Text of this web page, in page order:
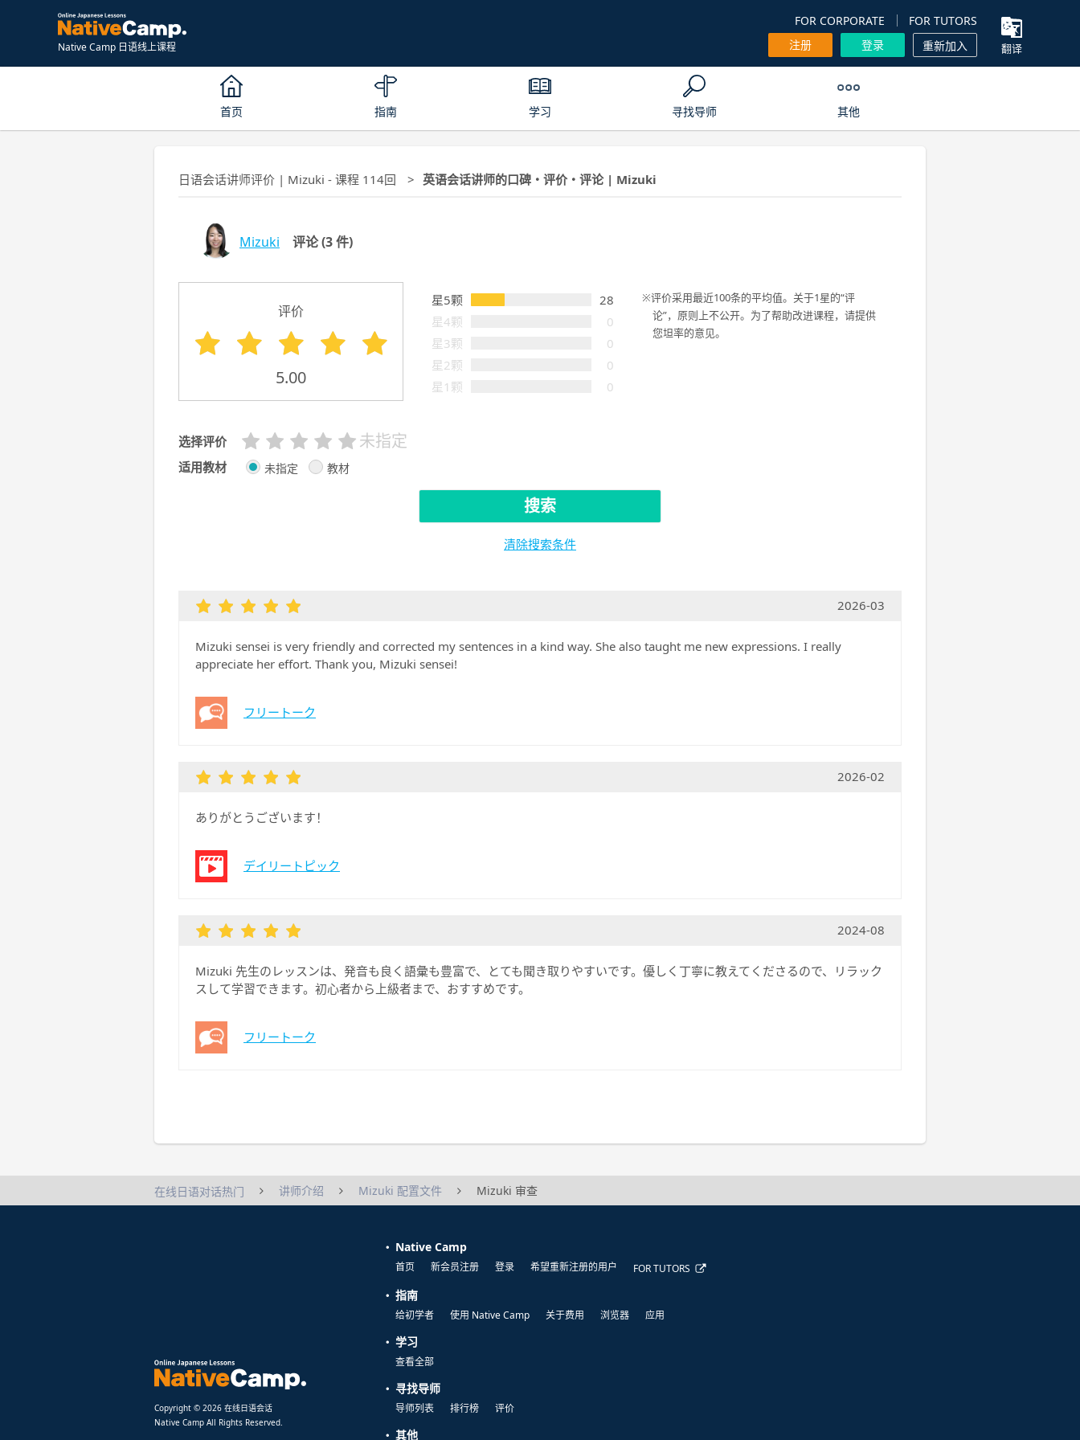
Native Camp 日语线上课程
FOR CORPORATE
FOR TUTORS
注册
登录 重新加入 翻译
首页 指南 学习 寻找导师 其他
日语会话讲师评价 | Mizuki - 课程 114回 英语会话讲师的口碑・评价・评论 | Mizuki
Mizuki 评论(3 件)
评价
5.00
星5颗
28
星4颗
0
星3颗
0
星2颗
0
星1颗
0
评价采用最近100条的平均值。关于1星的“评
论”，原则上不公开。为了帮助改进课程，请提供
您坦率的意见。
选择评价 未指定
适用教材 未指定 教材
搜索
清除搜索条件
2026-03
Mizuki sensei is very friendly and corrected my sentences in a kind way. She also taught me new expressions. I really
appreciate her effort. Thank you, Mizuki sensei!
フリートーク
2026-02
ありがとうございます！
デイリートピック
2024-08
Mizuki 先生のレッスンは、発音も良く語彙も豊富で、とても聞き取りやすいです。優しく丁寧に教えてくださるので、リラック
スして学習できます。初心者から上級者まで、おすすめです。
フリートーク
在线日语对话热门 讲师介绍 Mizuki 配置文件 Mizuki 审查
Copyright © 2026 在线日语会话
Native Camp All Rights Reserved.
Native Camp
首页 新会员注册 登录 希望重新注册的用户 FOR TUTORS
指南
给初学者 使用 Native Camp 关于费用 浏览器 应用
学习
查看全部
寻找导师
导师列表 排行榜 评价
其他